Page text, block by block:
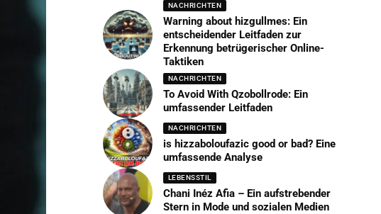
NACHRICHTEN
Warning about hizgullmes: Ein
entscheidender Leitfaden zur
Erkennung betrügerischer Online-
Taktiken
NACHRICHTEN
To Avoid With Qzobollrode: Ein
umfassender Leitfaden
NACHRICHTEN
is hizzaboloufazic good or bad? Eine
umfassende Analyse
LEBENSSTIL
Chani Inéz Afia – Ein aufstrebender
Stern in Mode und sozialen Medien